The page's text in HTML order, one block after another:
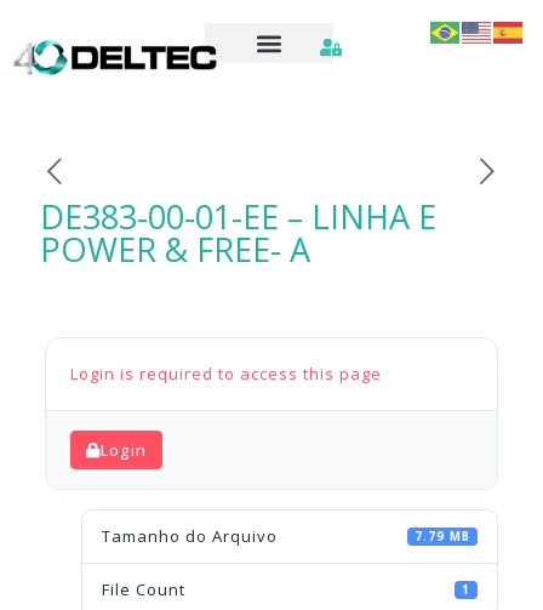
DE383-00-01-EE – LINHA E
POWER & FREE- A
Login is required to access this page
Login
Tamanho do Arquivo 7.79 MB
File Count 1